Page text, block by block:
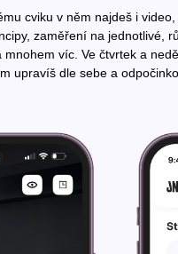
cviku v něm najdeš i
zaměření na jednotlivé,
víc. Ve čtvrtek a
upravíš dle sebe a